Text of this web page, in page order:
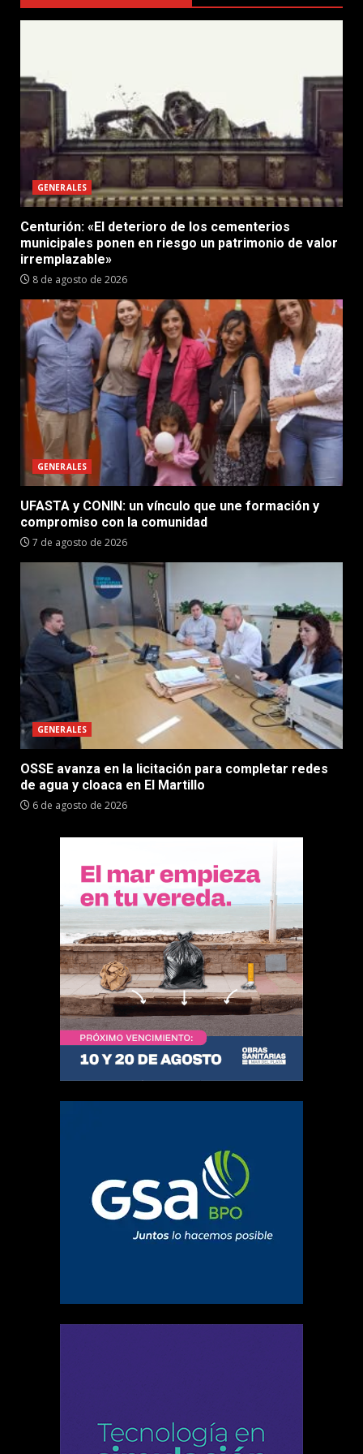
GENERALES
Centurión: «El deterioro de los cementerios
municipales ponen en riesgo un patrimonio de valor
irremplazable»
8 de agosto de 2026
GENERALES
UFASTA y CONIN: un vínculo que une formación y
compromiso con la comunidad
7 de agosto de 2026
GENERALES
OSSE avanza en la licitación para completar redes
de agua y cloaca en El Martillo
6 de agosto de 2026